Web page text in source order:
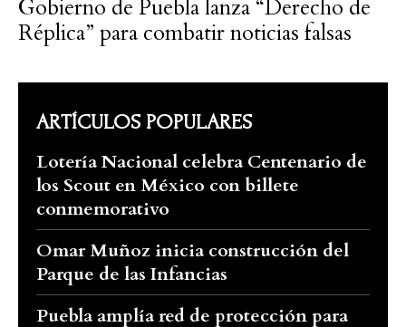
Gobierno de Puebla lanza “Derecho de
Réplica” para combatir noticias falsas
ARTÍCULOS POPULARES
Lotería Nacional celebra Centenario de
los Scout en México con billete
conmemorativo
Omar Muñoz inicia construcción del
Parque de las Infancias
Puebla amplía red de protección para